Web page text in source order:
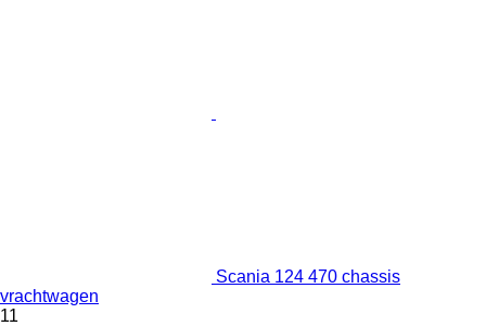
Scania 124 470 chassis
vrachtwagen
11